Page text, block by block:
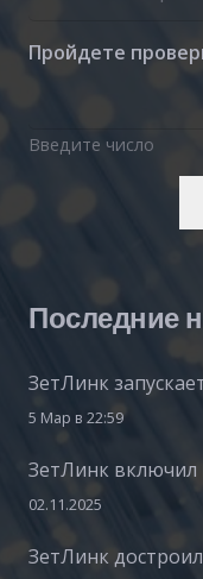
Пройдете
Введите число
Последние
ЗетЛинк
5 Мар в 22:59
ЗетЛинк включил
02.11.2025
ЗетЛинк